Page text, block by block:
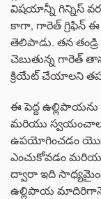
విషయాన్నీ గిన్నిస్
కాగా, గారెత్ గ్రిఫిన్ ఈ
తెలిపాడు. తన తండ్రి
చెబుతున్న గారెత్
క్రియేట్ చేయాలని
ఈ పెద్ద ఉల్లిపాయను
మరియు స్వయంచాలక
ఉపయోగించడం
ఎంచుకోవడం
ద్వారా ఇది
ఉల్లిపాయ మాదిరిగానే